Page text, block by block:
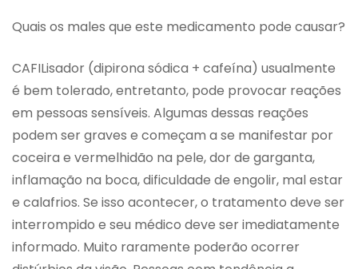
Quais os males que este medicamento pode causar?
CAFILisador (dipirona sódica + cafeína) usualmente
é bem tolerado, entretanto, pode provocar reações
em pessoas sensíveis. Algumas dessas reações
podem ser graves e começam a se manifestar por
coceira e vermelhidão na pele, dor de garganta,
inflamação na boca, dificuldade de engolir, mal estar
e calafrios. Se isso acontecer, o tratamento deve ser
interrompido e seu médico deve ser imediatamente
informado. Muito raramente poderão ocorrer